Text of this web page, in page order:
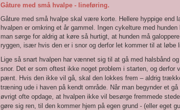
Gåture med små hvalpe - lineføring.
Gåture med små hvalpe skal være korte. Hellere hyppige end
hvalpen er omkring et år gammel. Ingen cykelture med
man sørge for aldrig at køre så hurtigt, at hunden må
ryggen, især hvis den er i snor og derfor let kommer til at
Lige så snart hvalpen har vænnet sig til at gå med halsbånd
snor. Det er som oftest ikke noget problem i starten, og
pænt. Hvis den ikke vil gå, skal den lokkes frem – aldrig
træning ude i haven på kendt område. Når man begynder et
øvrigt ofte opdage, at hvalpen ikke vil besørge fremmede
gøre sig ren, til den kommer hjem på egen grund - (eller eget